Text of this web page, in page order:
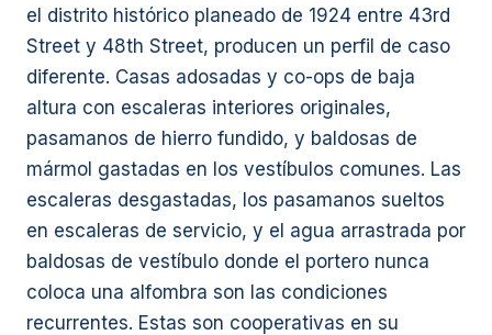
el distrito histórico planeado de 1924 entre 43rd
Street y 48th Street, producen un perfil de caso
diferente. Casas adosadas y co-ops de baja
altura con escaleras interiores originales,
pasamanos de hierro fundido, y baldosas de
mármol gastadas en los vestíbulos comunes. Las
escaleras desgastadas, los pasamanos sueltos
en escaleras de servicio, y el agua arrastrada por
baldosas de vestíbulo donde el portero nunca
coloca una alfombra son las condiciones
recurrentes. Estas son cooperativas en su